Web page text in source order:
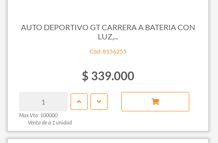
AUTO DEPORTIVO GT CARRERA A BATERIA CON
LUZ,...
Cód: 8156255
$ 339.000
Max Vta: 100000
Venta de a 1 unidad